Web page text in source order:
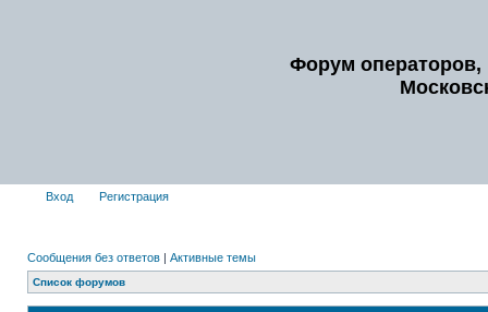
Форум операторов,
Вход Регистрация
Сообщения без ответов | Активные темы
Список форумов